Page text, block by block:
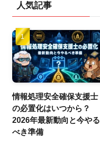
人気記事
情報処理安全確保支援士
の必置化はいつから？
2026年最新動向と今やる
べき準備